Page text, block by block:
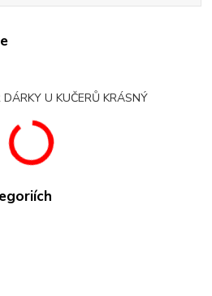
U KUČERŮ KRÁSNÝ